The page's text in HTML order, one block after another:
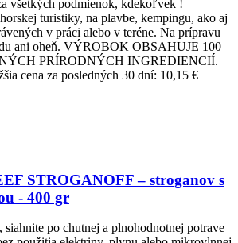
všetkých podmienok, kdekoľvek !
turistiky, na plavbe, kempingu, ako aj
v práci alebo v teréne. Na prípravu
ani oheň. VÝROBOK OBSAHUJE 100
PRÍRODNÝCH INGREDIENCIÍ.
cena za posledných 30 dní: 10,15 €
STROGANOFF – stroganov s
- 400 gr
siahnite po chutnej a plnohodnotnej potrave